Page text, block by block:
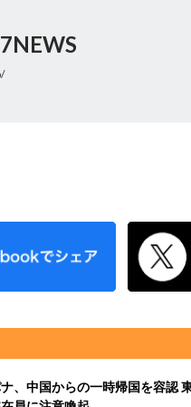
、中国からの一時帰国を容認